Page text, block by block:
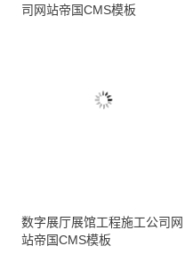
司网站帝国CMS模板
数字展厅展馆工程施工公司网
站帝国CMS模板